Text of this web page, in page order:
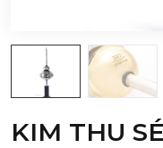
KIM THU